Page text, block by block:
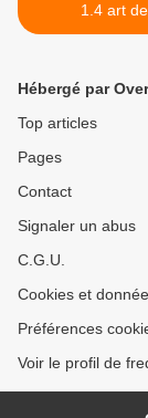
1.4 art
Hébergé par
Top articles
Pages
Contact
Signaler un abus
C.G.U.
Cookies et
Préférences
Voir le profil de